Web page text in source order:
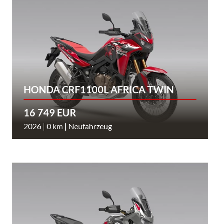
HONDA CRF1100L AFRICA TWIN
16 749 EUR
2026 | 0 km | Neufahrzeug